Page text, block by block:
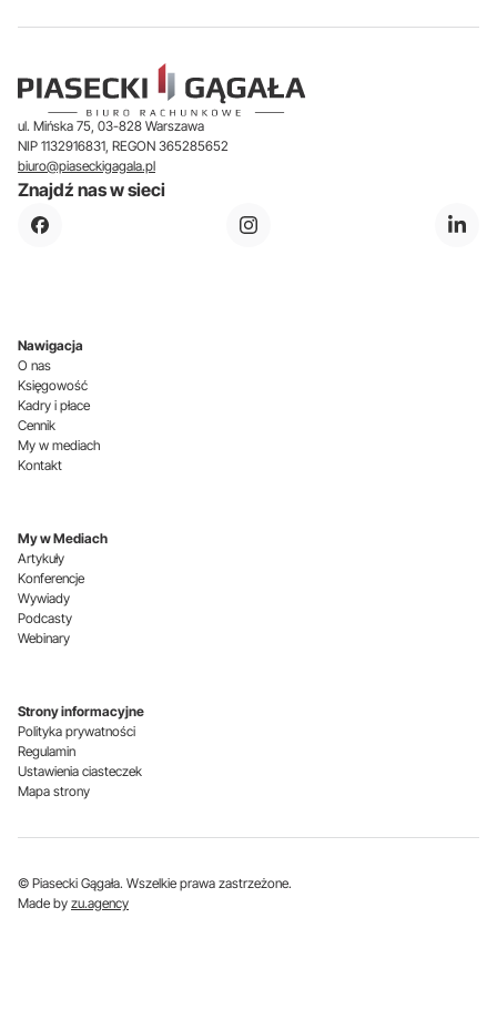
ul. Mińska 75, 03-828 Warszawa
NIP 1132916831, REGON 365285652
biuro@piaseckigagala.pl
Znajdź nas w sieci
Nawigacja
O nas
Księgowość
Kadry i płace
Cennik
My w mediach
Kontakt
My w Mediach
Artykuły
Konferencje
Wywiady
Podcasty
Webinary
Strony informacyjne
Polityka prywatności
Regulamin
Ustawienia ciasteczek
Mapa strony
© Piasecki Gągała. Wszelkie prawa zastrzeżone.
Made by zu.agency